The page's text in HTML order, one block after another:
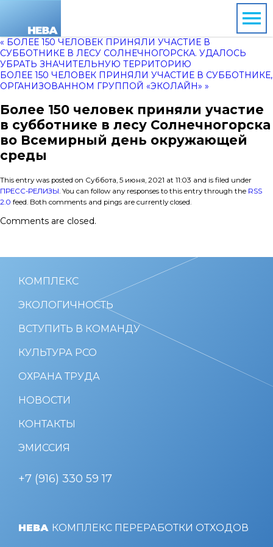
« БОЛЕЕ 150 ЧЕЛОВЕК ПРИНЯЛИ УЧАСТИЕ В
СУББОТНИКЕ В ЛЕСУ СОЛНЕЧНОГОРСКА. УДАЛОСЬ
УБРАТЬ ЗНАЧИТЕЛЬНУЮ ТЕРРИТОРИЮ
БОЛЕЕ 150 ЧЕЛОВЕК ПРИНЯЛИ УЧАСТИЕ В СУББОТНИКЕ,
ОРГАНИЗОВАННОМ ГРУППОЙ «ЭКОЛАЙН» »
Более 150 человек приняли участие
в субботнике в лесу Солнечногорска
во Всемирный день окружающей
среды
This entry was posted on Суббота, 5 июня, 2021 at 11:03 and is filed under
ПРЕСС-РЕЛИЗЫ. You can follow any responses to this entry through the RSS
2.0 feed. Both comments and pings are currently closed.
Comments are closed.
НЕВА КОМПЛЕКС ПЕРЕРАБОТКИ ОТХОДОВ
КОМПЛЕКС
ЭКОЛОГИЧНОСТЬ
ВСТУПИТЬ В КОМАНДУ
КУЛЬТУРА РСО
ОХРАНА ТРУДА
НОВОСТИ
КОНТАКТЫ
ЭМИССИЯ
+7 (916) 330 59 17